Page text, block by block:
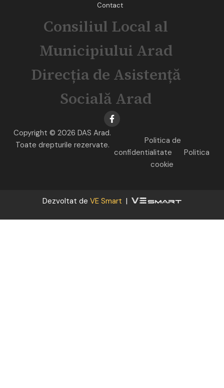
Contact
Consiliul Local al
Municipiului Arad
Direcția de Asistență
Socială Arad
Copyright © 2026 DAS Arad.
Toate drepturile rezervate.
Politica de
confidentialitate
Politica
cookie
Dezvoltat de VE Smart |